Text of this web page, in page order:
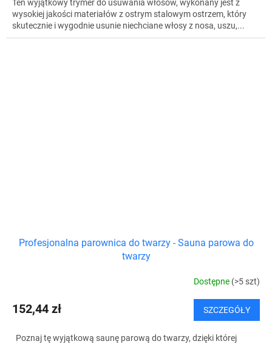
Ten wyjątkowy trymer do usuwania włosów, wykonany jest z
wysokiej jakości materiałów z ostrym stalowym ostrzem, który
skutecznie i wygodnie usunie niechciane włosy z nosa, uszu,...
Profesjonalna parownica do twarzy - Sauna parowa do
twarzy
Dostępne (>5 szt)
152,44 zł SZCZEGÓŁY
Poznaj tę wyjątkową saunę parową do twarzy, dzięki której